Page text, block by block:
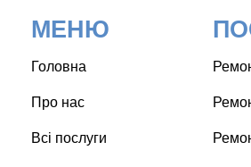
МЕНЮ
Головна
Про нас
Всі послуги